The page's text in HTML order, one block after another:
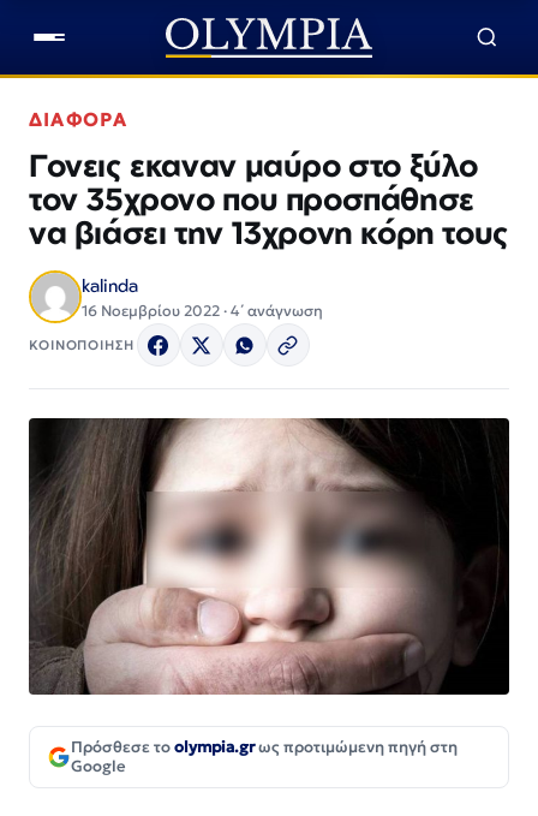
ΔΙΑΦΟΡΑ
Γονεις εκαναν μαύρο στο ξύλο
τον 35χρονο που προσπάθησε
να βιάσει την 13χρονη κόρη τους
kalinda
16 Νοεμβρίου 2022 · 4΄ ανάγνωση
ΚΟΙΝΟΠΟΙΗΣΗ
Πρόσθεσε τοolympia.grως προτιμώμενη πηγή στη
Google